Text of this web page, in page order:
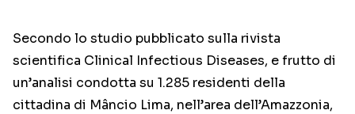
Secondo lo studio pubblicato sulla rivista
scientifica Clinical Infectious Diseases, e frutto di
un’analisi condotta su 1.285 residenti della
cittadina di Mâncio Lima, nell’area dell’Amazzonia,